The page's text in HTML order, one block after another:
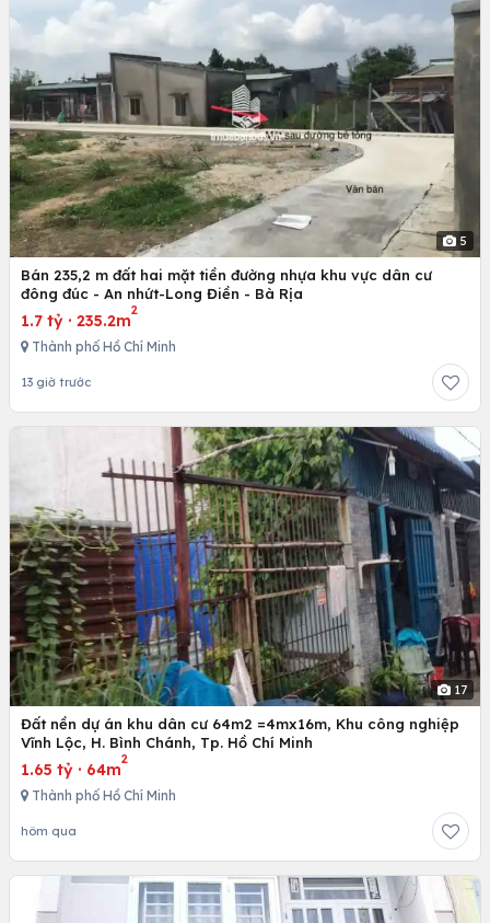
5
Bán 235,2 m đất hai mặt tiền đường nhựa khu vực dân cư
đông đúc - An nhứt-Long Điền - Bà Rịa
1.7 tỷ · 235.2m
2
Thành phố Hồ Chí Minh
13 giờ trước
17
Đất nền dự án khu dân cư 64m2 =4mx16m, Khu công nghiệp
Vĩnh Lộc, H. Bình Chánh, Tp. Hồ Chí Minh
1.65 tỷ · 64m
2
Thành phố Hồ Chí Minh
hôm qua